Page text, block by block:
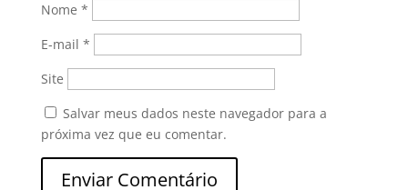
Nome *
E-mail *
Site
Salvar meus dados neste navegador para a
próxima vez que eu comentar.